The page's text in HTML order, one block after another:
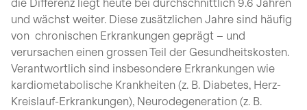
und wächst weiter. Diese zusätzlichen Jahre sind häufig
von chronischen Erkrankungen geprägt – und
verursachen einen grossen Teil der Gesundheitskosten.
Verantwortlich sind insbesondere Erkrankungen wie
kardiometabolische Krankheiten (z. B. Diabetes, Herz-
Kreislauf-Erkrankungen), Neurodegeneration (z. B.